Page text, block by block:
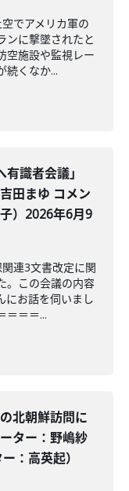
でアメリカ軍の
ンに撃墜されたと
空施設や監視レー
続くなか...
有識者会議」
田まゆ コメン
）2026年6月9
連3文書改定に関
。この会議の内容
にお話を伺いまし
＝＝＝...
北朝鮮訪問に
ター：野嶋紗
：高英起）